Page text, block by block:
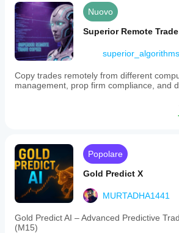
Nuovo
Superior Remote
superior_algorithms
Copy trades remotely from different
management, prop firm compliance, and
Popolare
Gold Predict X
MURTADHA1441
Gold Predict AI – Advanced Predictive
(M15)